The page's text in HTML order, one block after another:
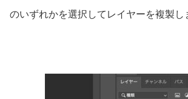
のいずれかを選択してレイヤーを複製し